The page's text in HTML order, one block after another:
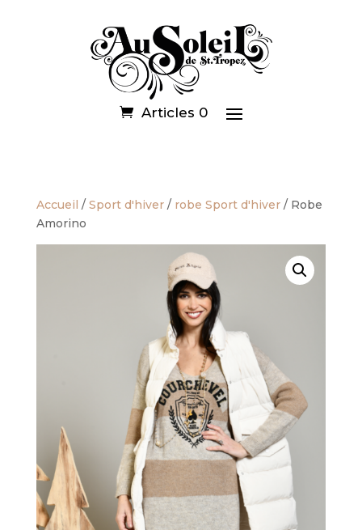
Articles 0
Accueil / Sport d'hiver/ robe Sport d'hiver/ Robe
Amorino